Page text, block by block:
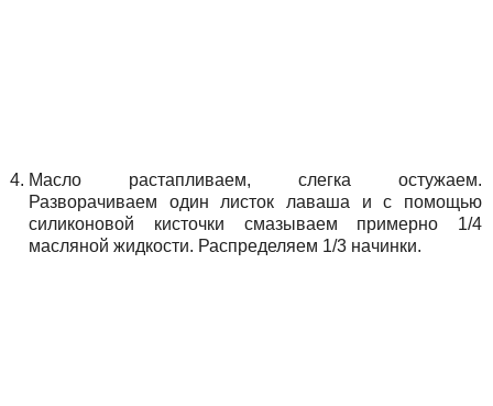
Масло растапливаем, слегка остужаем.
Разворачиваем один листок лаваша и с помощью
силиконовой кисточки смазываем примерно 1/4
масляной жидкости. Распределяем 1/3 начинки.